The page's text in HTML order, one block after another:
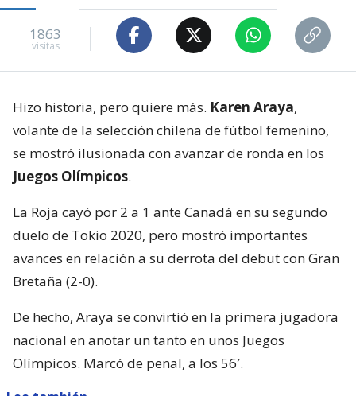
1863
visitas
Hizo historia, pero quiere más. Karen Araya,
volante de la selección chilena de fútbol femenino,
se mostró ilusionada con avanzar de ronda en los
Juegos Olímpicos.
La Roja cayó por 2 a 1 ante Canadá en su segundo
duelo de Tokio 2020, pero mostró importantes
avances en relación a su derrota del debut con Gran
Bretaña (2-0).
De hecho, Araya se convirtió en la primera jugadora
nacional en anotar un tanto en unos Juegos
Olímpicos. Marcó de penal, a los 56′.